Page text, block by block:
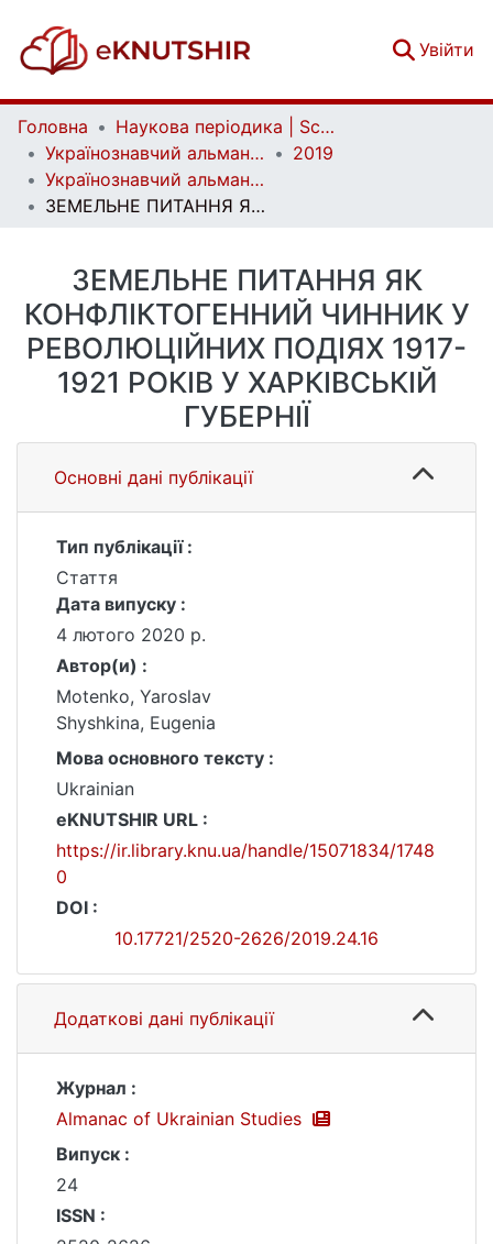
Увійти
Головна
Наукова періодика | Scientific periodicals
Українознавчий альманах | Almanac of Ukrainian Studies
2019
Українознавчий альманах. Випуск 24
ЗЕМЕЛЬНЕ ПИТАННЯ ЯК КОНФЛІКТОГЕННИЙ ЧИННИК У РЕВОЛЮЦІЙНИХ ПОДІЯХ 1917-1921 РОКІВ У ХАРКІВСЬКІЙ ГУБЕРНІЇ
ЗЕМЕЛЬНЕ ПИТАННЯ ЯК
КОНФЛІКТОГЕННИЙ ЧИННИК У
РЕВОЛЮЦІЙНИХ ПОДІЯХ 1917-
1921 РОКІВ У ХАРКІВСЬКІЙ
ГУБЕРНІЇ
Основні дані публікації
Тип публікації :
Стаття
Дата випуску :
4 лютого 2020 р.
Автор(и) :
Motenko, Yaroslav
Shyshkina, Eugenia
Мова основного тексту :
Ukrainian
eKNUTSHIR URL :
https://ir.library.knu.ua/handle/15071834/1748
0
DOI :
10.17721/2520-2626/2019.24.16
Додаткові дані публікації
Журнал :
Almanac of Ukrainian Studies
Випуск :
24
ISSN :